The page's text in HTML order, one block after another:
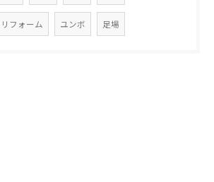
リフォーム ユンボ 足場